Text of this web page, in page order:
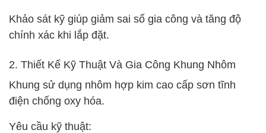
Khảo sát kỹ giúp giảm sai số gia công và tăng độ
chính xác khi lắp đặt.
2. Thiết Kế Kỹ Thuật Và Gia Công Khung Nhôm
Khung sử dụng nhôm hợp kim cao cấp sơn tĩnh
điện chống oxy hóa.
Yêu cầu kỹ thuật: